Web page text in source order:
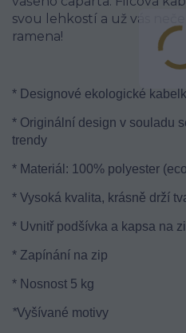
svou lehkostí a už vás
ramena!
* Designové ekologické
* Originální design v souladu
trendy
* Materiál: 100% polyester
* Vysoká kvalita, krásně drží
* Uvnitř podšívka a kapsa na
* Zapínání na zip
* Nosnost 5 kg
*Vyšívané motivy